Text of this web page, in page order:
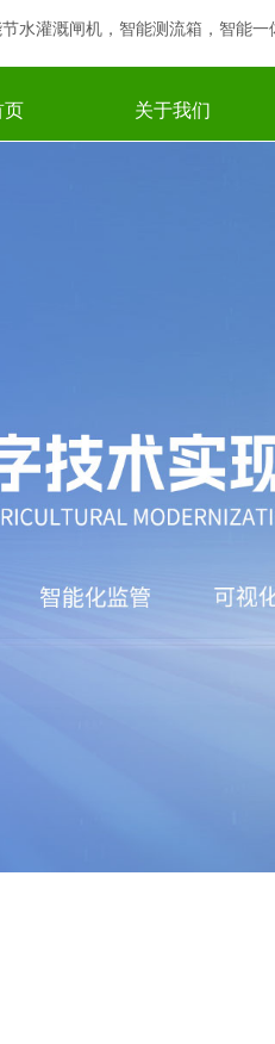
页 关于我们
水灌溉闸机， 智能测流箱 ， 智能一